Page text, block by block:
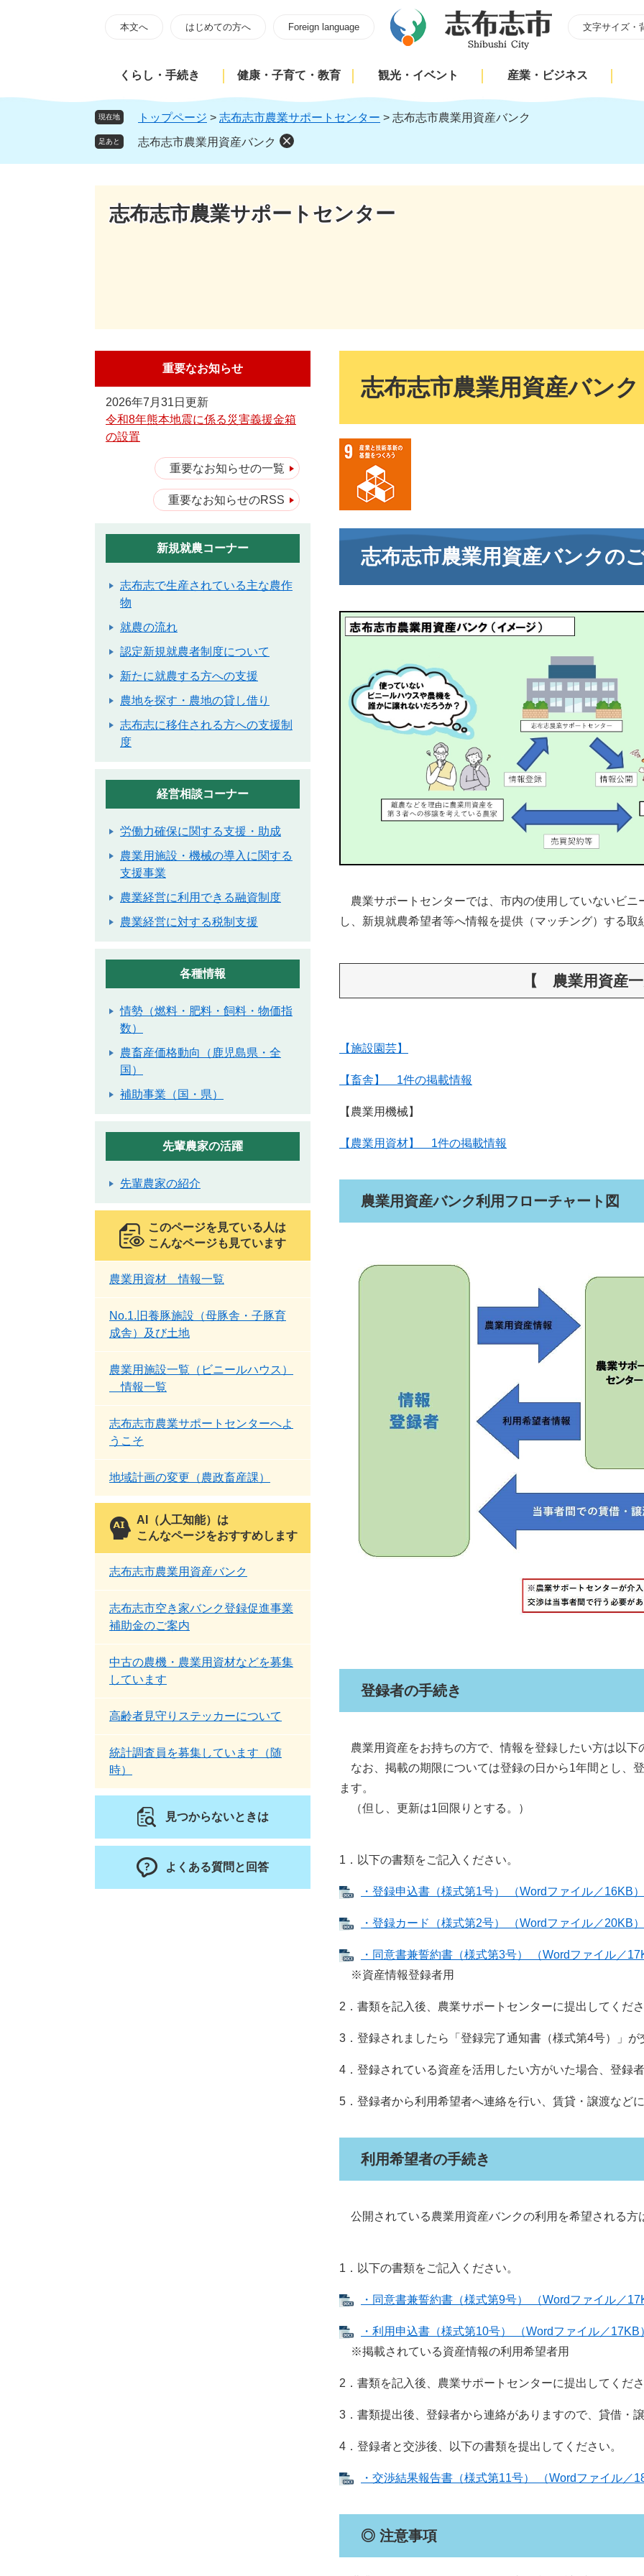
頭
飛
本
本文へ はじめての方へ Foreign language 文字サイズ・
くらし・手続き 健康・子育て・教育 観光・イベント 産業・ビジネス
現在地 トップページ > 志布志市農業サポートセンター > 志布志市農業用資産バンク
足あと 志布志市農業用資産バンク
志布志市農業サポートセンター
志布志市農業用資産バンク
志布志市農業用資産バンクの
農業サポートセンターでは、市内の使用していないビニ
し、新規就農希望者等へ情報を提供（マッチング）する取
【 農業用資産
【施設園芸】
【畜舎】 1件の掲載情報
【農業用機械】
【農業用資材】 1件の掲載情報
農業用資産バンク利用フローチャート図
登録者の手続き
農業用資産をお持ちの方で、情報を登録したい方は以下
なお、掲載の期限については登録の日から1年間とし、
ます。
（但し、更新は1回限りとする。）
1．以下の書類をご記入ください。
・登録申込書（様式第1号） （Wordファイル／16KB）
・登録カード（様式第2号） （Wordファイル／20KB）
・同意書兼誓約書（様式第3号） （Wordファイル／
※資産情報登録者用
2．書類を記入後、農業サポートセンターに提出してくだ
3．登録されましたら「登録完了通知書（様式第4号）」が
4．登録されている資産を活用したい方がいた場合、登録
5．登録者から利用希望者へ連絡を行い、賃貸・譲渡など
利用希望者の手続き
公開されている農業用資産バンクの利用を希望される方
1．以下の書類をご記入ください。
・同意書兼誓約書（様式第9号） （Wordファイル／
・利用申込書（様式第10号） （Wordファイル／17KB
※掲載されている資産情報の利用希望者用
2．書類を記入後、農業サポートセンターに提出してくだ
3．書類提出後、登録者から連絡がありますので、貸借・
4．登録者と交渉後、以下の書類を提出してください。
・交渉結果報告書（様式第11号） （Wordファイル／
◎ 注意事項
重要なお知らせ
2026年7月31日更新
令和8年熊本地震に係る災害義援金箱
の設置
重要なお知らせの一覧
重要なお知らせのRSS
新規就農コーナー
志布志で生産されている主な農作
物
就農の流れ
認定新規就農者制度について
新たに就農する方への支援
農地を探す・農地の貸し借り
志布志に移住される方への支援制
度
経営相談コーナー
労働力確保に関する支援・助成
農業用施設・機械の導入に関する
支援事業
農業経営に利用できる融資制度
農業経営に対する税制支援
各種情報
情勢（燃料・肥料・飼料・物価指
数）
農畜産価格動向（鹿児島県・全
国）
補助事業（国・県）
先輩農家の活躍
先輩農家の紹介
このページを見ている人は
こんなページも見ています
農業用資材 情報一覧
No.1.旧養豚施設（母豚舎・子豚育
成舎）及び土地
農業用施設一覧（ビニールハウス）
情報一覧
志布志市農業サポートセンターへよ
うこそ
地域計画の変更（農政畜産課）
AI（人工知能）は
こんなページをおすすめします
志布志市農業用資産バンク
志布志市空き家バンク登録促進事業
補助金のご案内
中古の農機・農業用資材などを募集
しています
高齢者見守りステッカーについて
統計調査員を募集しています（随
時）
見つからないときは
よくある質問と回答